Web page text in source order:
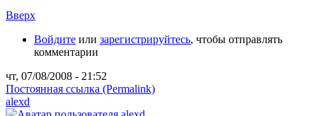
Вверх
Войдите или зарегистрируйтесь, чтобы отправлять
комментарии
чт, 07/08/2008 - 21:52
Постоянная ссылка (Permalink)
alexd